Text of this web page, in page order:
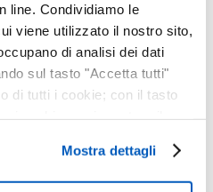
line. Condividiamo le
viene utilizzato il nostro sito,
di analisi dei dati
sul tasto "Accetta tutti"
di tutti i cookie; con il tasto
solo con l'utilizzo
di più ed
Mostra dettagli
it/eventi/jazz-nights-